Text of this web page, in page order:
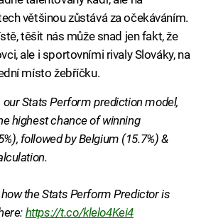
většinou zůstává za očekáváním.
těšit nás může snad jen fakt, že
ale i sportovními rivaly Slováky, na
místo žebříčku.
our Stats Perform prediction model,
highest chance of winning
followed by Belgium (15.7%) &
the Stats Perform Predictor is
https://t.co/klelo4Kei4